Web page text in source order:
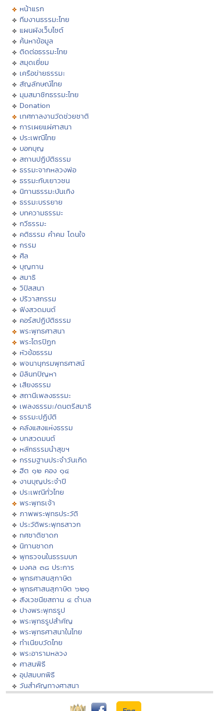
หน้าแรก
ทีมงานธรรมะไทย
แผนผังเว็บไซต์
ค้นหาข้อมูล
ติดต่อธรรมะไทย
สมุดเยี่ยม
เครือข่ายธรรมะ
สัญลักษณ์ไทย
มุมสมาชิกธรรมะไทย
Donation
เทศกาลงานวัดช่วยชาติ
การเผยแผ่ศาสนา
ประเพณีไทย
บอกบุญ
สถานปฏิบัติธรรม
ธรรมะจากหลวงพ่อ
ธรรมะกับเยาวชน
นิทานธรรมะบันเทิง
ธรรมะบรรยาย
บทความธรรมะ
กวีธรรมะ
คติธรรม คำคม โดนใจ
กรรม
ศีล
บุญทาน
สมาธิ
วิปัสสนา
ปริวาสกรรม
ฟังสวดมนต์
คอร์สปฏิบัติธรรม
พระพุทธศาสนา
พระไตรปิฏก
หัวข้อธรรม
พจนานุกรมพุทธศาสน์
มิลินทปัญหา
เสียงธรรม
สถานีเพลงธรรมะ
เพลงธรรมะ/ดนตรีสมาธิ
ธรรมะปฏิบัติ
คลังแสงแห่งธรรม
บทสวดมนต์
หลักธรรมนำสุขฯ
กรรมฐานประจำวันเกิด
ฮีต ๑๒ คอง ๑๔
งานบุญประจำปี
ประเพณีทั่วไทย
พระพุทธเจ้า
ภาพพระพุทธประวัติ
ประวัติพระพุทธสาวก
ทศชาติชาดก
นิทานชาดก
พุทธวจนในธรรมบท
มงคล ๓๘ ประการ
พุทธศาสนสุภาษิต
พุทธศาสนสุภาษิต ๖๒๑
สังเวชนียสถาน ๔ ตำบล
ปางพระพุทธรูป
พระพุทธรูปสำคัญ
พระพุทธศาสนาในไทย
ทำเนียบวัดไทย
พระอารามหลวง
ศาสนพิธี
อุปสมบทพิธี
วันสำคัญทางศาสนา